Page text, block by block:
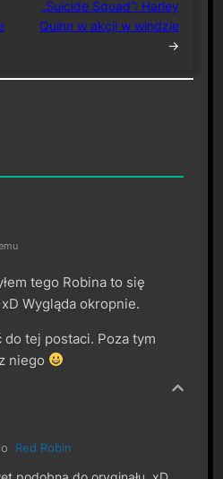
„Suicide Squad”: Harley
Quinn w akcji w windzie
→
tego Robina to się
Wygląda okropnie.
do tej postaci. Poza tym
niego
Red Robin